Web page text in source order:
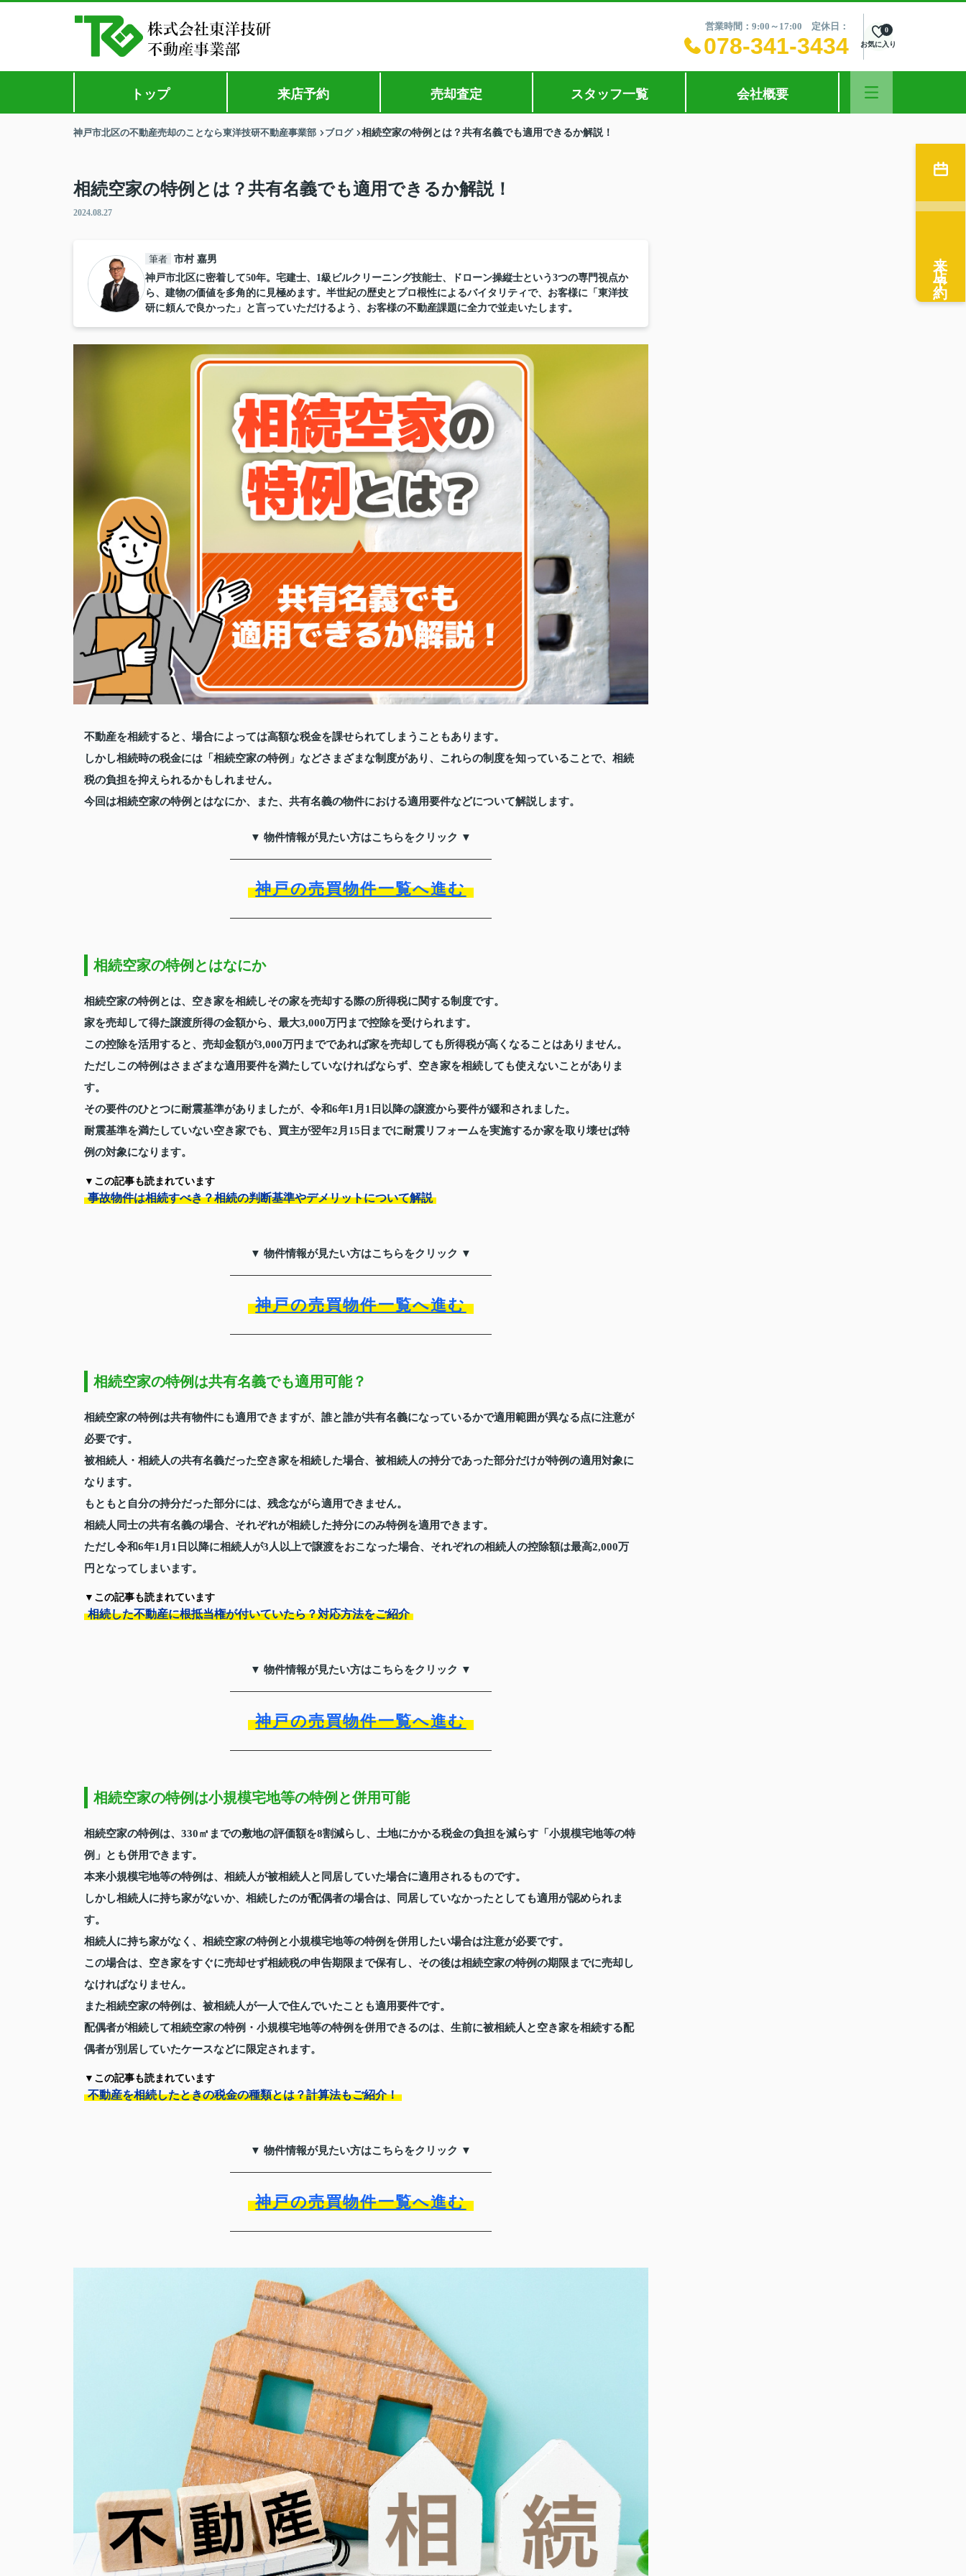
営業時間：9:00～17:00 定休日：
078-341-3434 お気に入り
0
トップ 来店予約 売却査定 スタッフ一覧 会社概要
神戸市北区の不動産売却のことなら東洋技研不動産事業部 ブログ 相続空家の特例とは？共有名義でも適用できるか解説！
相続空家の特例とは？共有名義でも適用できるか解説！
2024.08.27
筆者 市村 嘉男
神戸市北区に密着して50年。宅建士、1級ビルクリーニング技能士、ドローン操縦士という3つの専門視点か
ら、建物の価値を多角的に見極めます。半世紀の歴史とプロ根性によるバイタリティで、お客様に「東洋技
研に頼んで良かった」と言っていただけるよう、お客様の不動産課題に全力で並走いたします。
不動産を相続すると、場合によっては高額な税金を課せられてしまうこともあります。
しかし相続時の税金には「相続空家の特例」などさまざまな制度があり、これらの制度を知っていることで、相続
税の負担を抑えられるかもしれません。
今回は相続空家の特例とはなにか、また、共有名義の物件における適用要件などについて解説します。
▼ 物件情報が見たい方はこちらをクリック ▼
神戸の売買物件一覧へ進む
相続空家の特例とはなにか
相続空家の特例とは、空き家を相続しその家を売却する際の所得税に関する制度です。
家を売却して得た譲渡所得の金額から、最大3,000万円まで控除を受けられます。
この控除を活用すると、売却金額が3,000万円までであれば家を売却しても所得税が高くなることはありません。
ただしこの特例はさまざまな適用要件を満たしていなければならず、空き家を相続しても使えないことがありま
す。
その要件のひとつに耐震基準がありましたが、令和6年1月1日以降の譲渡から要件が緩和されました。
耐震基準を満たしていない空き家でも、買主が翌年2月15日までに耐震リフォームを実施するか家を取り壊せば特
例の対象になります。
▼この記事も読まれています
事故物件は相続すべき？相続の判断基準やデメリットについて解説
▼ 物件情報が見たい方はこちらをクリック ▼
神戸の売買物件一覧へ進む
相続空家の特例は共有名義でも適用可能？
相続空家の特例は共有物件にも適用できますが、誰と誰が共有名義になっているかで適用範囲が異なる点に注意が
必要です。
被相続人・相続人の共有名義だった空き家を相続した場合、被相続人の持分であった部分だけが特例の適用対象に
なります。
もともと自分の持分だった部分には、残念ながら適用できません。
相続人同士の共有名義の場合、それぞれが相続した持分にのみ特例を適用できます。
ただし令和6年1月1日以降に相続人が3人以上で譲渡をおこなった場合、それぞれの相続人の控除額は最高2,000万
円となってしまいます。
▼この記事も読まれています
相続した不動産に根抵当権が付いていたら？対応方法をご紹介
▼ 物件情報が見たい方はこちらをクリック ▼
神戸の売買物件一覧へ進む
相続空家の特例は小規模宅地等の特例と併用可能
相続空家の特例は、330㎡までの敷地の評価額を8割減らし、土地にかかる税金の負担を減らす「小規模宅地等の特
例」とも併用できます。
本来小規模宅地等の特例は、相続人が被相続人と同居していた場合に適用されるものです。
しかし相続人に持ち家がないか、相続したのが配偶者の場合は、同居していなかったとしても適用が認められま
す。
相続人に持ち家がなく、相続空家の特例と小規模宅地等の特例を併用したい場合は注意が必要です。
この場合は、空き家をすぐに売却せず相続税の申告期限まで保有し、その後は相続空家の特例の期限までに売却し
なければなりません。
また相続空家の特例は、被相続人が一人で住んでいたことも適用要件です。
配偶者が相続して相続空家の特例・小規模宅地等の特例を併用できるのは、生前に被相続人と空き家を相続する配
偶者が別居していたケースなどに限定されます。
▼この記事も読まれています
不動産を相続したときの税金の種類とは？計算法もご紹介！
▼ 物件情報が見たい方はこちらをクリック ▼
神戸の売買物件一覧へ進む
来店予約